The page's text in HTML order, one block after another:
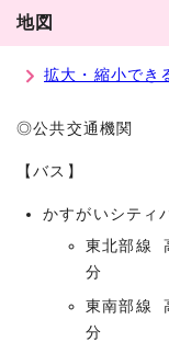
地図
拡大・縮小でき
◎公共交通機関
【バス】
かすがいシティ
東北部線
分
東南部線
分